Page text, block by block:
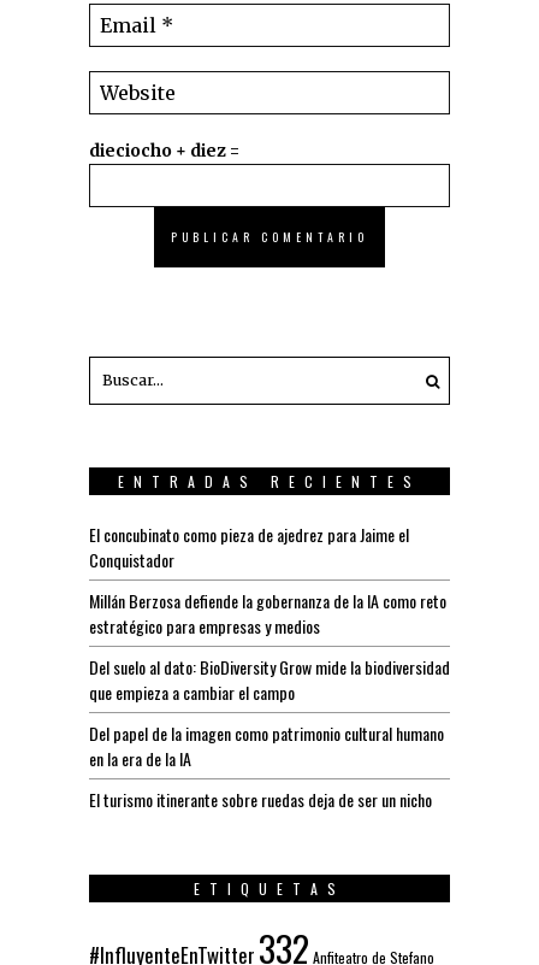
dieciocho + diez =
ENTRADAS RECIENTES
El concubinato como pieza de ajedrez para Jaime el
Conquistador
Millán Berzosa defiende la gobernanza de la IA como reto
estratégico para empresas y medios
Del suelo al dato: BioDiversity Grow mide la biodiversidad
que empieza a cambiar el campo
Del papel de la imagen como patrimonio cultural humano
en la era de la IA
El turismo itinerante sobre ruedas deja de ser un nicho
ETIQUETAS
#InfluyenteEnTwitter 332 Anfiteatro de Stefano